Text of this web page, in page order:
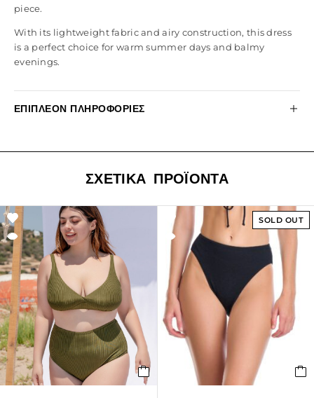
piece.
With its lightweight fabric and airy construction, this dress
is a perfect choice for warm summer days and balmy
evenings.
ΕΠΙΠΛΈΟΝ ΠΛΗΡΟΦΟΡΊΕΣ
ΣΧΕΤΙΚΆ ΠΡΟΪΌΝΤΑ
SOLD OUT